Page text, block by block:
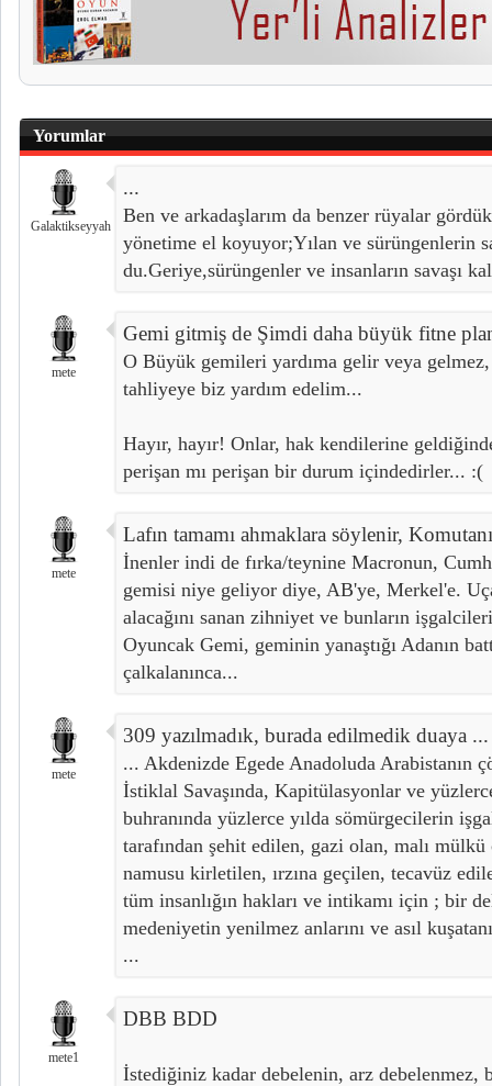
Yorumlar
Galaktikseyyah
...
Ben ve arkadaşlarım da benzer rüyalar
yönetime el koyuyor;Yılan ve sürüngenlerin
du.Geriye,sürüngenler ve insanların savaşı
mete
Gemi gitmiş de Şimdi daha büyük fitne
O Büyük gemileri yardıma gelir veya gelmez,
tahliyeye biz yardım edelim...
Hayır, hayır! Onlar, hak kendilerine
perişan mı perişan bir durum içindedirler... :(
mete
Lafın tamamı ahmaklara söylenir,
İnenler indi de fırka/teynine Macronun,
gemisi niye geliyor diye, AB'ye, Merkel'e.
alacağını sanan zihniyet ve bunların
Oyuncak Gemi, geminin yanaştığı Adanın
çalkalanınca...
mete
309 yazılmadık, burada edilmedik duaya ...
... Akdenizde Egede Anadoluda Arabistanın
İstiklal Savaşında, Kapitülasyonlar ve
buhranında yüzlerce yılda sömürgecilerin
tarafından şehit edilen, gazi olan, malı mülkü
namusu kirletilen, ırzına geçilen, tecavüz
tüm insanlığın hakları ve intikamı için ; bir
medeniyetin yenilmez anlarını ve asıl
...
mete1
DBB BDD
İstediğiniz kadar debelenin, arz debelenmez,